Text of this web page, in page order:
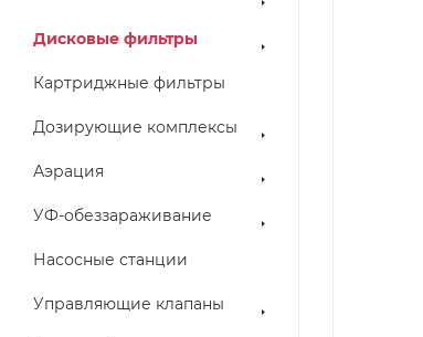
Дисковые фильтры
Картриджные фильтры
Дозирующие комплексы
Аэрация
УФ-обеззараживание
Насосные станции
Управляющие клапаны